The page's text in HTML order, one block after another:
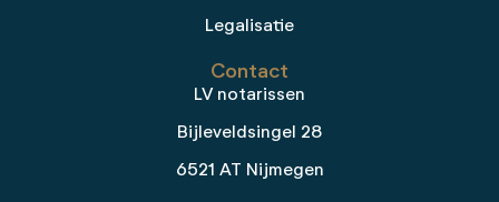
Legalisatie
Contact
LV notarissen
Bijleveldsingel 28
6521 AT Nijmegen